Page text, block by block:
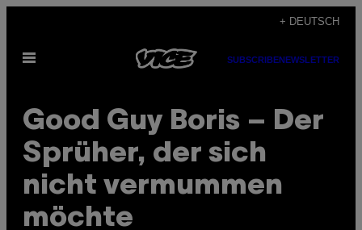
content
+ DEUTSCH
Open
SUBSCRIBENEWSLETTER
Good Guy Boris – Der
Sprüher, der sich
nicht vermummen
möchte